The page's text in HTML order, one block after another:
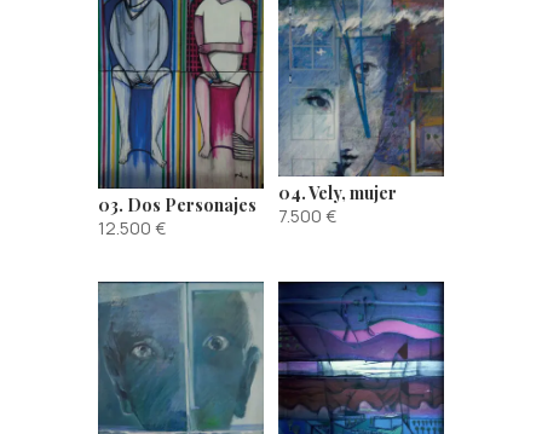
03. Dos Personajes
12.500 €
04. Vely, mujer
7.500 €